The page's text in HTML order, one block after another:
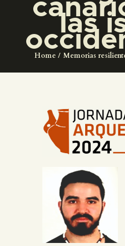
las
Home Memorias
DIDÁCTICA
ESPAÑOL
PREPARAR LA
█
COLECCIONES
DIDÁCTICA